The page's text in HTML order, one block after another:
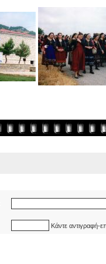
Κάντε αντιγραφή-